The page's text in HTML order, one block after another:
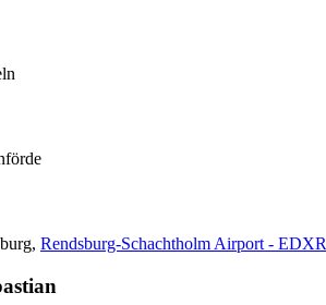
Rendsburg-Schachtholm Airport - EDXR